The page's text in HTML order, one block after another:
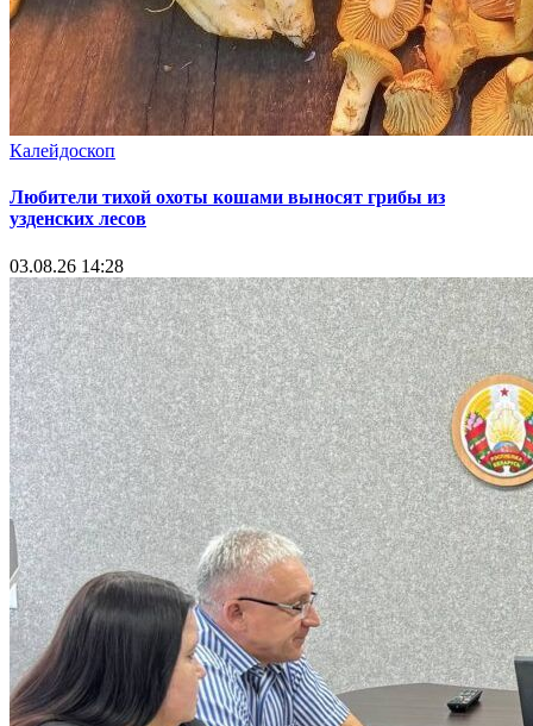
Калейдоскоп
Любители тихой охоты кошами выносят грибы из
узденских лесов
03.08.26 14:28